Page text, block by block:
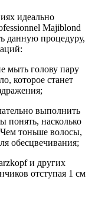
идеально
Majiblond
данную процедуру,
мыть голову пару
которое станет
выполнить
понять, насколько
Чем тоньше волосы,
обесцвечивания;
и других
отступая 1 см